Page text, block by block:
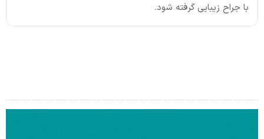
با جراح زیبایی گرفته شود.